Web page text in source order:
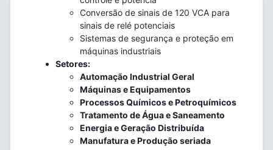
Conversão de sinais de 120 VCA para
sinais de relé potenciais
Sistemas de segurança e proteção em
máquinas industriais
Setores:
Automação Industrial Geral
Máquinas e Equipamentos
Processos Químicos e Petroquímicos
Tratamento de Água e Saneamento
Energia e Geração Distribuída
Manufatura e Produção seriada